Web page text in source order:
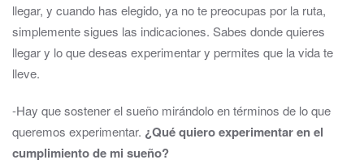
llegar, y cuando has elegido, ya no te preocupas por la ruta,
simplemente sigues las indicaciones. Sabes donde quieres
llegar y lo que deseas experimentar y permites que la vida te
lleve.
-Hay que sostener el sueño mirándolo en términos de lo que
queremos experimentar. ¿Qué quiero experimentar en el
cumplimiento de mi sueño?